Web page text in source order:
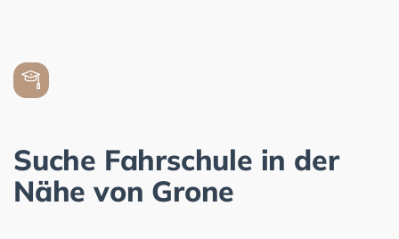
Suche Fahrschule in der
Nähe von Grone